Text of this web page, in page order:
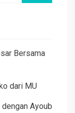
Bersama
dari MU
Ayoub